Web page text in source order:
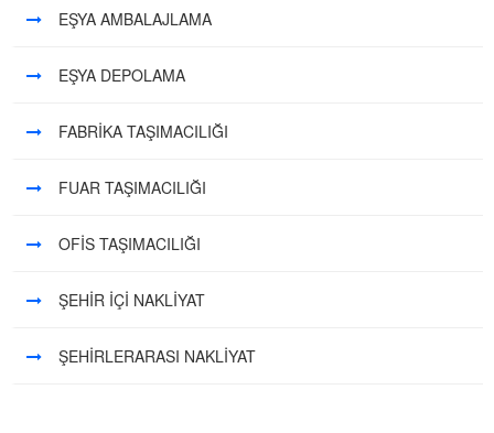
EŞYA AMBALAJLAMA
EŞYA DEPOLAMA
FABRİKA TAŞIMACILIĞI
FUAR TAŞIMACILIĞI
OFİS TAŞIMACILIĞI
ŞEHİR İÇİ NAKLİYAT
ŞEHİRLERARASI NAKLİYAT